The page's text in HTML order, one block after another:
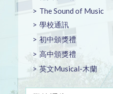
The Sound of Music
學校通訊
初中頒獎禮
高中頒獎禮
英文Musical-木蘭